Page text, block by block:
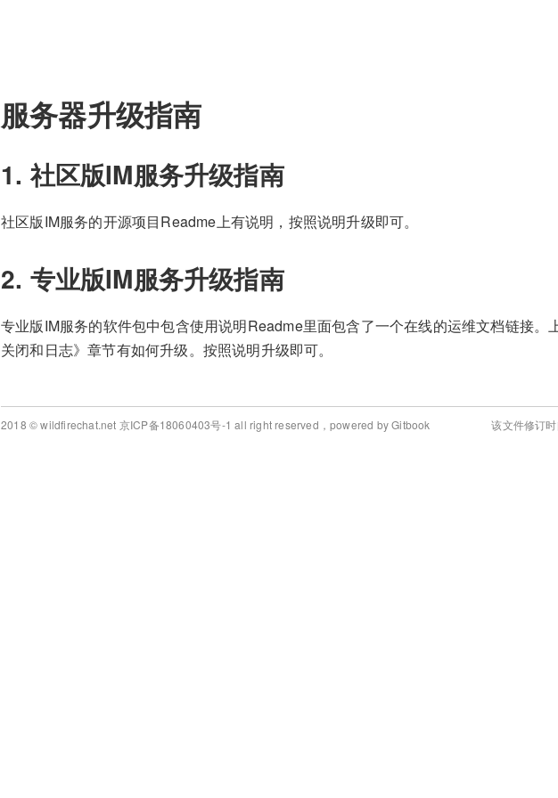
服务器升级指南
1. 社区版IM服务升级指南
社区版IM服务的开源项目Readme上有说明，按照说明升级即可。
2. 专业版IM服务升级指南
专业版IM服务的软件包中包含使用说明Readme里面包含了一个在线的运维文档链接。
关闭和日志》章节有如何升级。按照说明升级即可。
2018 © wildfirechat.net 京ICP备18060403号-1 all right reserved，powered by Gitbook 该文件修订